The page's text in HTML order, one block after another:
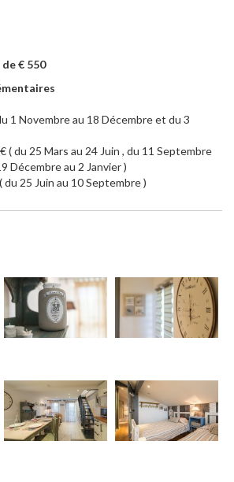
€ 550
1 Novembre au 18 Décembre et du 3
( du 25 Mars au 24 Juin , du 11 Septembre
Décembre au 2 Janvier )
25 Juin au 10 Septembre )